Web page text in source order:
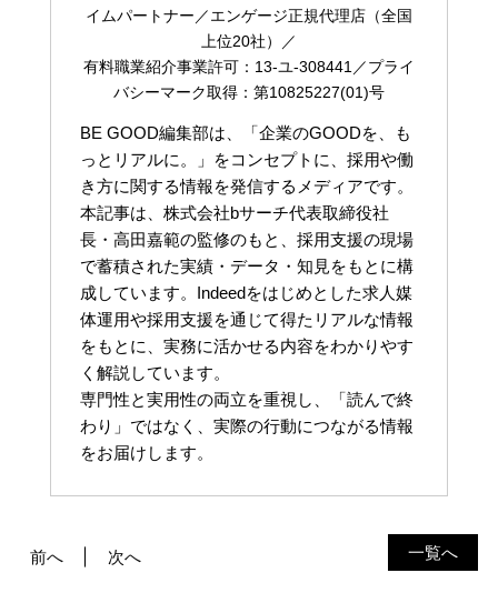
イムパートナー／エンゲージ正規代理店（全国
上位20社）／
有料職業紹介事業許可：13-ユ-308441／プライ
バシーマーク取得：第10825227(01)号
BE GOOD編集部は、「企業のGOODを、も
っとリアルに。」をコンセプトに、採用や働
き方に関する情報を発信するメディアです。
本記事は、株式会社bサーチ代表取締役社
長・高田嘉範の監修のもと、採用支援の現場
で蓄積された実績・データ・知見をもとに構
成しています。Indeedをはじめとした求人媒
体運用や採用支援を通じて得たリアルな情報
をもとに、実務に活かせる内容をわかりやす
く解説しています。
専門性と実用性の両立を重視し、「読んで終
わり」ではなく、実際の行動につながる情報
をお届けします。
一覧へ
前へ 次へ